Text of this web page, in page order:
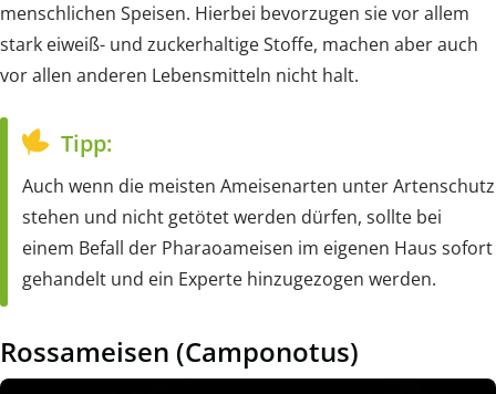
menschlichen Speisen. Hierbei bevorzugen sie vor allem
stark eiweiß- und zuckerhaltige Stoffe, machen aber auch
vor allen anderen Lebensmitteln nicht halt.
Tipp:
Auch wenn die meisten Ameisenarten unter Artenschutz
stehen und nicht getötet werden dürfen, sollte bei
einem Befall der Pharaoameisen im eigenen Haus sofort
gehandelt und ein Experte hinzugezogen werden.
Rossameisen (Camponotus)